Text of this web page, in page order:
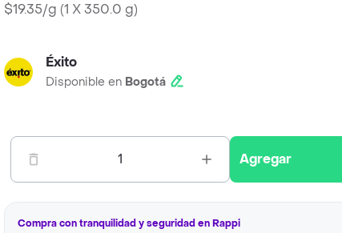
$19.35/g (1 X 350.0 g)
Éxito
Disponible en Bogotá
1 Agregar
Compra con tranquilidad y seguridad en Rappi